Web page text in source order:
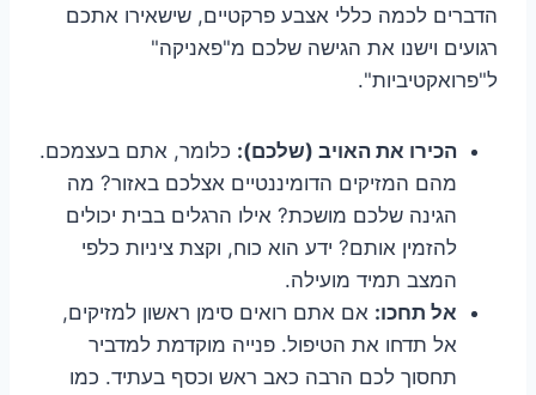
הדברים לכמה כללי אצבע פרקטיים, שישאירו אתכם
רגועים וישנו את הגישה שלכם מ"פאניקה"
ל"פרואקטיביות".
הכירו את האויב (שלכם): כלומר, אתם בעצמכם.
מהם המזיקים הדומיננטיים אצלכם באזור? מה
הגינה שלכם מושכת? אילו הרגלים בבית יכולים
להזמין אותם? ידע הוא כוח, וקצת ציניות כלפי
המצב תמיד מועילה.
אל תחכו: אם אתם רואים סימן ראשון למזיקים,
אל תדחו את הטיפול. פנייה מוקדמת למדביר
תחסוך לכם הרבה כאב ראש וכסף בעתיד. כמו